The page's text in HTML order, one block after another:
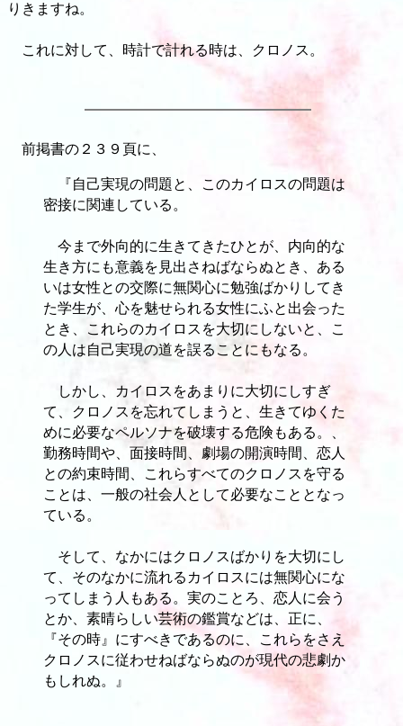
りきますね。
これに対して、時計で計れる時は、クロノス。
前掲書の２３９頁に、
『自己実現の問題と、このカイロスの問題は
密接に関連している。
今まで外向的に生きてきたひとが、内向的な
生き方にも意義を見出さねばならぬとき、ある
いは女性との交際に無関心に勉強ばかりしてき
た学生が、心を魅せられる女性にふと出会った
とき、これらのカイロスを大切にしないと、こ
の人は自己実現の道を誤ることにもなる。
しかし、カイロスをあまりに大切にしすぎ
て、クロノスを忘れてしまうと、生きてゆくた
めに必要なペルソナを破壊する危険もある。、
勤務時間や、面接時間、劇場の開演時間、恋人
との約束時間、これらすべてのクロノスを守る
ことは、一般の社会人として必要なこととなっ
ている。
そして、なかにはクロノスばかりを大切にし
て、そのなかに流れるカイロスには無関心にな
ってしまう人もある。実のことろ、恋人に会う
とか、素晴らしい芸術の鑑賞などは、正に、
『その時』にすべきであるのに、これらをさえ
クロノスに従わせねばならぬのが現代の悲劇か
もしれぬ。』